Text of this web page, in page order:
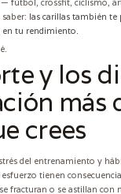
— fútbol, crossfit, ciclismo,
las carillas también te
en tu rendimiento.
y los
más
crees
del entrenamiento y
tienen
fracturan o se astillan con